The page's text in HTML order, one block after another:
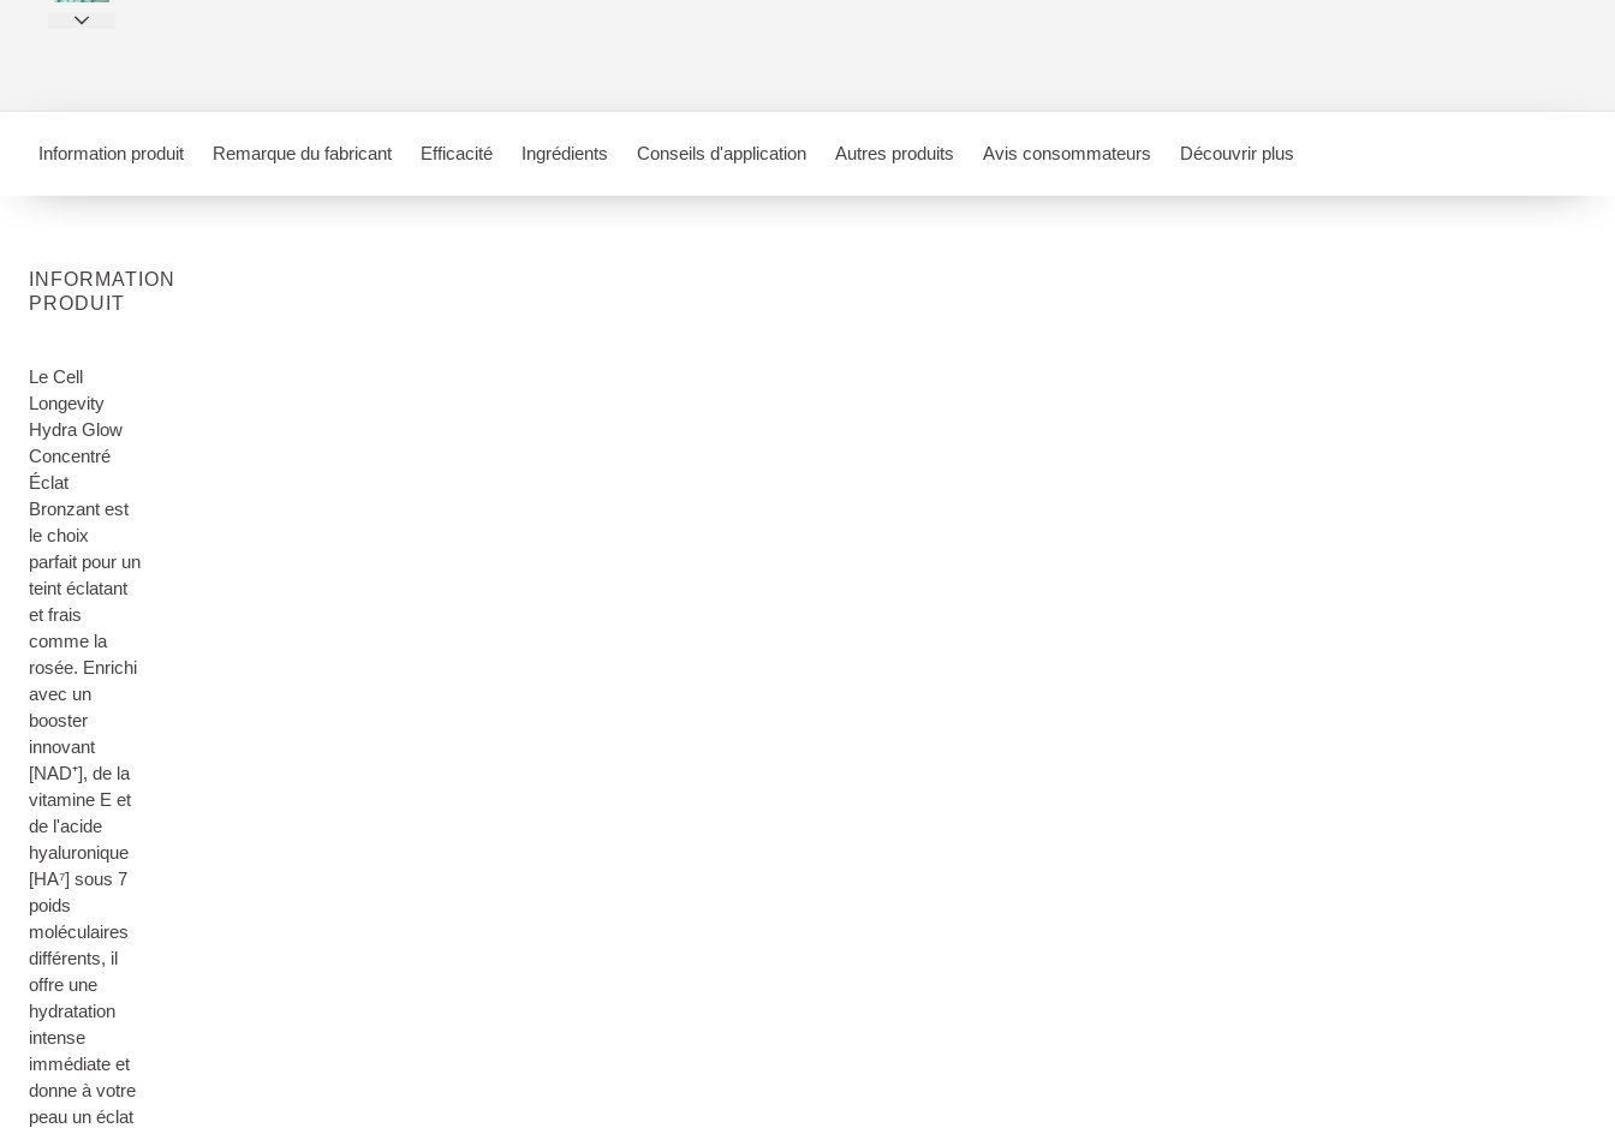
Information produit Remarque du fabricant Efficacité Ingrédients Conseils d'application Autres produits Avis consommateurs Découvrir plus
INFORMATION
PRODUIT
Le Cell
Longevity
Hydra Glow
Concentré
Éclat
Bronzant est
le choix
parfait pour un
teint éclatant
et frais
comme la
rosée. Enrichi
avec un
booster
innovant
[NAD⁺], de la
vitamine E et
de l'acide
hyaluronique
[HA⁷] sous 7
poids
moléculaires
différents, il
offre une
hydratation
intense
immédiate et
donne à votre
peau un éclat